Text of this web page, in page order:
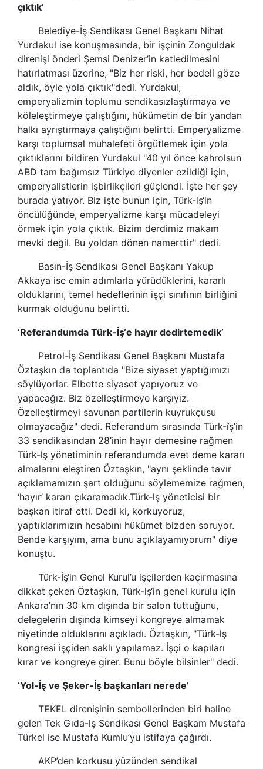
çıktık’
Belediye-İş Sendikası Genel Başkanı Nihat
Yurdakul ise konuşmasında, bir işçinin Zonguldak
direnişi önderi Şemsi Denizer’in katledilmesini
hatırlatması üzerine, "Biz her riski, her bedeli göze
aldık, öyle yola çıktık"dedi. Yurdakul,
emperyalizmin toplumu sendikasızlaştırmaya ve
köleleştirmeye çalıştığını, hükümetin de bir yandan
halkı ayrıştırmaya çalıştığını belirtti. Emperyalizme
karşı toplumsal muhalefeti örgütlemek için yola
çıktıklarını bildiren Yurdakul "40 yıl önce kahrolsun
ABD tam bağımsız Türkiye diyenler ezildiği için,
emperyalistlerin işbirlikçileri güçlendi. İşte her şey
burada yatıyor. Biz işte bunun için, Türk-lş‘in
öncülüğünde, emperyalizme karşı mücadeleyi
örmek için yola çıktık. Bizim derdimiz makam
mevki değil. Bu yoldan dönen namerttir" dedi.
Basın-İş Sendikası Genel Başkanı Yakup
Akkaya ise emin adımlarla yürüdüklerini, kararlı
olduklarını, temel hedeflerinin işçi sınıfının birliğini
kurmak olduğunu belirtti.
‘Referandumda Türk-İş‘e hayır dedirtemedik’
Petrol-İş Sendikası Genel Başkanı Mustafa
Öztaşkın da toplantıda "Bize siyaset yaptığımızı
söylüyorlar. Elbette siyaset yapıyoruz ve
yapacağız. Biz özelleştirmeye karşıyız.
Özelleştirmeyi savunan partilerin kuyrukçusu
olmayacağız" dedi. Referandum sırasında Türk-îş’in
33 sendikasından 28’inin hayır demesine rağmen
Türk-lş yönetiminin referandumda evet deme kararı
almalarını eleştiren Öztaşkın, "aynı şeklinde tavır
açıklamamızın şart olduğunu söylememize rağmen,
‘hayır’ kararı çıkaramadık.Türk-lş yöneticisi bir
başkan itiraf etti. Dedi ki, korkuyoruz,
yaptıklarımızın hesabını hükümet bizden soruyor.
Bende karşıyım, ama bunu açıklayamıyorum" diye
konuştu.
Türk-İş‘in Genel Kurul’u işçilerden kaçırmasına
dikkat çeken Öztaşkın, Türk-lş‘in genel kurulu için
Ankara’nın 30 km dışında bir salon tuttuğunu,
delegelerin dışında kimseyi kongreye almamak
niyetinde olduklarını açıkladı. Öztaşkın, "Türk-lş
kongresi işçiden saklı yapılamaz. İşçi o kapıları
kırar ve kongreye girer. Bunu böyle bilsinler" dedi.
‘Yol-İş ve Şeker-İş başkanları nerede’
TEKEL direnişinin sembollerinden biri haline
gelen Tek Gıda-lş Sendikası Genel Başkam Mustafa
Türkel ise Mustafa Kumlu’yu istifaya çağırdı.
AKP’den korkusu yüzünden sendikal